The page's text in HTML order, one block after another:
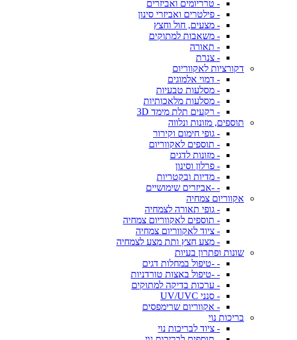
- טרריומים ואביזרים
- פילטרים ואביזרי סינון
- מצעים, חול וחצץ
- משאבות למתוקים
- תאורה
- צנרת
דקורציות לאקווריום
- דמוי אלמוגים
- מסלעות טבעיות
- מסלעות מלאכותיות
- רקעים תלת מימד 3D
תוספים, מזונות ונלווה
- גופי חימום וקירור
- תוספים לאקווריום
- מזונות לדגים
- פרלון וסינון
- מדיות ובקטריות
- -אביזרים שימושיים
אקווריום צמחיה
- גופי תאורה לצמחיה
- תוספים לאקווריום צמחיה
- ציוד לאקווריום צמחיה
- מצע חצץ ותת מצע לצמחיה
שונות ופתרון בעיות
- -טיפול במחלות דגים
- -טיפול באצות טורדניות
- ערכות בדיקה למתוקים
- סנני UV/UVC
- אקווריום שרימפסים
בריכות נוי
- ציוד לבריכות נוי